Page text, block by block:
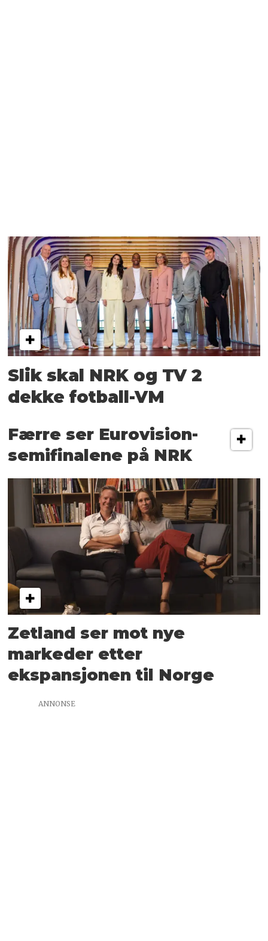
Slik skal NRK og TV 2
dekke fotball-VM
Færre ser Eurovision-
semifinalene på NRK
Zetland ser mot nye
markeder etter
ekspansjonen til Norge
ANNONSE